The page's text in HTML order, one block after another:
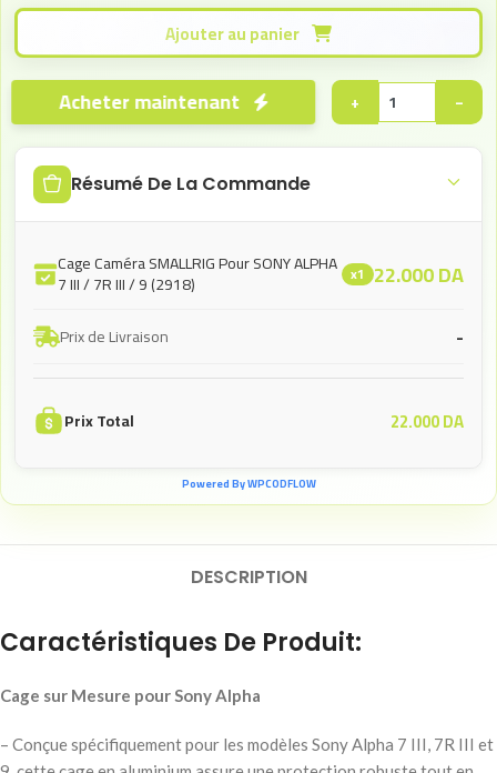
−
+
Acheter maintenant
Résumé De La Commande
Cage Caméra SMALLRIG Pour SONY ALPHA
7 III / 7R III / 9 (2918) x1 22.000DA
Prix de Livraison -
Prix Total 22.000DA
Powered By WPCODFLOW
DESCRIPTION
Caractéristiques De Produit:
Cage sur Mesure pour Sony Alpha
– Conçue spécifiquement pour les modèles Sony Alpha 7 III, 7R III et